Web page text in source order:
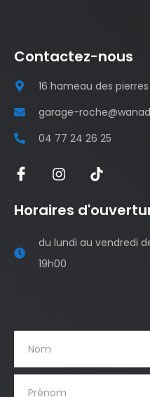
Contactez-nous
16 hameau des pierres
garage-
04 77 24 26 25
Horaires
du lundi au vendredi
19h00